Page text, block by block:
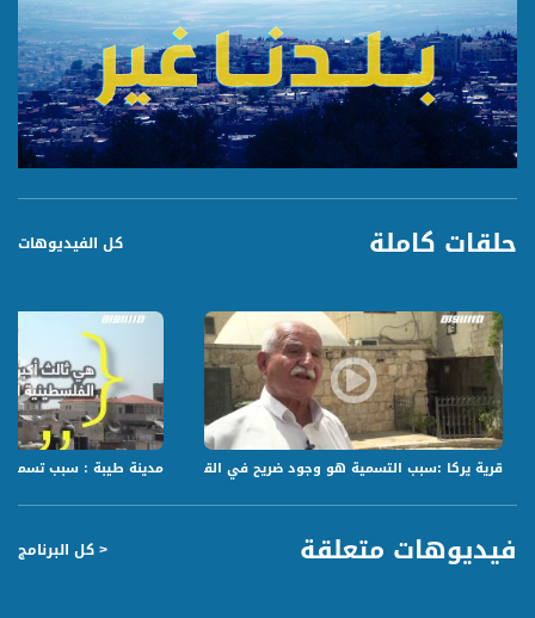
حلقات كاملة كل الفيديوهات
مدينة طيبة : سبب تسمية
قرية يركا :سبب التسمية هو وجود ضريح في القرية للصديق " حوشاي الاركي"
فيديوهات متعلقة < كل البرنامج